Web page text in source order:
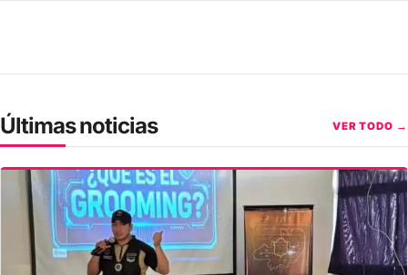
Últimas noticias VER TODO →